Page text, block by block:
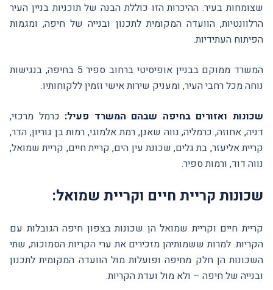
שצומחות בעיר. ההיכרות הזו כוללת הבנה של תוכניות בניין העיר
הרלוונטיות, הוועדה המקומית לתכנון ובנייה של חיפה, ומגמות
הפיתוח העתידיות.
המשרד ממוקם בבניין אופיסיטי ברחוב ספיר 5 בחיפה, בנגישות
נוחה מכל רחבי העיר, ומעניק שירות אישי וזמין ללקוחותיו.
שכונות ואזורים בחיפה שבהם המשרד פעיל: כרמל מרכזי,
דניה, אחוזה, כרמליה, נווה שאנן, רמת אלמוגי, רמות בן גוריון, הדר,
קריית אליעזר, בת גלים, שכונת עין הים, קריית חיים, קריית שמואל,
נווה דוד, ורמות ספיר.
שכונות קריית חיים וקריית שמואל:
קריית חיים וקריית שמואל הן שכונות בצפון חיפה הגובלות עם
הקריות. למרות ששמותיהן מזכירים את ערי הקריות הסמוכות, שתי
השכונות הן חלק מחיפה ופועלות מול הוועדה המקומית לתכנון
ובנייה של חיפה – ולא מול ועדת הקריות.